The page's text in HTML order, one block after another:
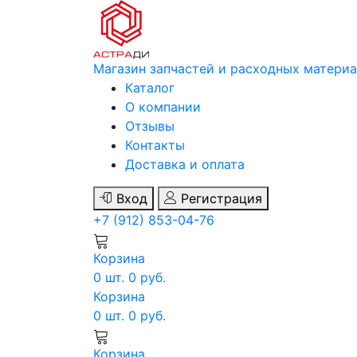
Магазин запчастей и расходных
Каталог
О компании
Отзывы
Контакты
Доставка и оплата
Вход
Регистрация
+7 (912) 853-04-76
Корзина
0 шт. 0 руб.
Корзина
0 шт. 0 руб.
Корзина